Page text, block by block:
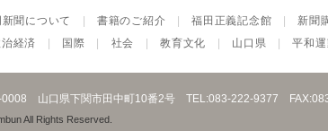
聞について |書籍のご紹介 |福田正義記念館 新聞
経済 国際 社会 |教育文化 山口県 |平和
0008 山口県下関市田中町10番2号 TEL:083-222-9377
All Rights Reserved.